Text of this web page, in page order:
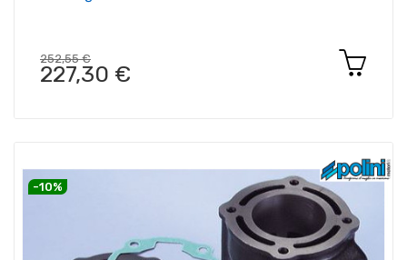
252,55 €
227,30 €
-10%